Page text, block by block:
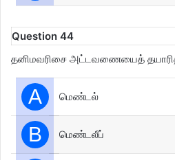
Question 44
தனிமவரிசை அட்டவணையைத்
A மெண்டல்
B மெண்டலீப்